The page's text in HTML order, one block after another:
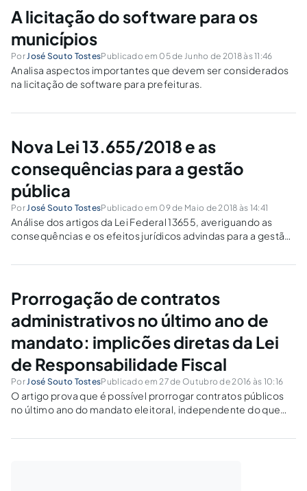
A licitação do software para os
municípios
PorJosé Souto TostesPublicado em 05 de Junho de 2018 às 11:46
Analisa aspectos importantes que devem ser considerados
na licitação de software para prefeituras.
Nova Lei 13.655/2018 e as
consequências para a gestão
pública
PorJosé Souto TostesPublicado em 09 de Maio de 2018 às 14:41
Análise dos artigos da Lei Federal 13655, averiguando as
consequências e os efeitos jurídicos advindas para a gestão
Prorrogação de contratos
administrativos no último ano de
mandato: implicões diretas da Lei
de Responsabilidade Fiscal
PorJosé Souto TostesPublicado em 27 de Outubro de 2016 às 10:16
O artigo prova que é possível prorrogar contratos públicos
no último ano do mandato eleitoral, independente do que
fundamentação na doutrina e na jurisprudência dos tribunais